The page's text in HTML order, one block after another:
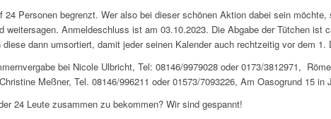
24 Personen begrenzt. Wer also bei dieser schönen Aktion dabei sein
weitersagen. Anmeldeschluss ist am 03.10.2023. Die Abgabe der Tütchen ist
diese dann umsortiert, damit jeder seinen Kalender auch rechtzeitig vor dem 1.
bei Nicole Ulbricht, Tel: 08146/9979028 oder 0173/3812971,
Meßner, Tel. 08146/996211 oder 01573/7093226, Am Oasogrund 15 in
24 Leute zusammen zu bekommen? Wir sind gespannt!